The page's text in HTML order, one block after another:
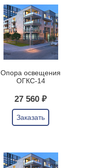
Опора освещения
ОГКС-14
27 560 ₽
Заказать